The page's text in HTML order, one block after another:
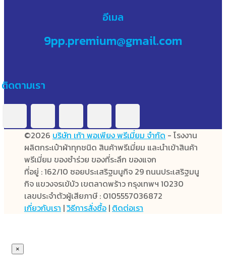
อีเมล
9pp.premium@gmail.com
ติดตามเรา
©2026 บริษัท เก้า พอเพียง พรีเมี่ยม จำกัด - โรงงาน
ผลิตกระเป๋าผ้าทุกชนิด สินค้าพรีเมี่ยม และนำเข้าสินค้า
พรีเมี่ยม ของชำร่วย ของที่ระลึก ของแจก
ที่อยู่ : 162/10 ซอยประเสริฐมนูกิจ 29 ถนนประเสริฐมนู
กิจ แขวงจรเข้บัว เขตลาดพร้าว กรุงเทพฯ 10230
เลขประจำตัวผู้เสียภาษี : 0105557036872
เกี่ยวกับเรา |วิธีการสั่งซื้อ | ติดต่อเรา
×